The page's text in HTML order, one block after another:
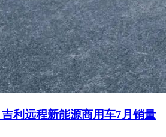
吉利远程新能源商用车7月销量